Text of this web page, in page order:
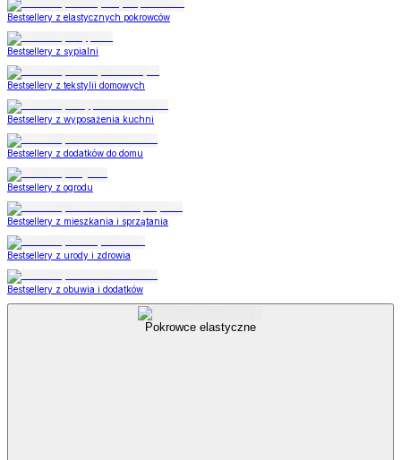
Bestsellery z elastycznych pokrowców
Bestsellery z sypialni
Bestsellery z tekstylii domowych
Bestsellery z wyposażenia kuchni
Bestsellery z dodatków do domu
Bestsellery z ogrodu
Bestsellery z mieszkania i sprzątania
Bestsellery z urody i zdrowia
Bestsellery z obuwia i dodatków
Pokrowce elastyczne